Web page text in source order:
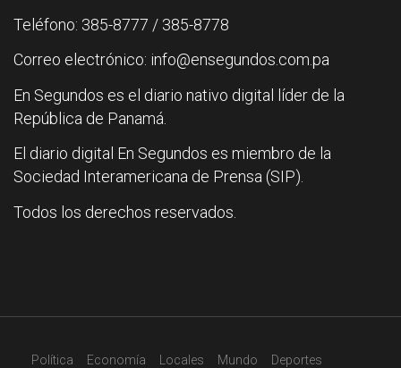
Teléfono: 385-8777 / 385-8778
Correo electrónico: info@ensegundos.com.pa
En Segundos es el diario nativo digital líder de la
República de Panamá.
El diario digital En Segundos es miembro de la
Sociedad Interamericana de Prensa (SIP).
Todos los derechos reservados.
Política Economía Locales Mundo Deportes